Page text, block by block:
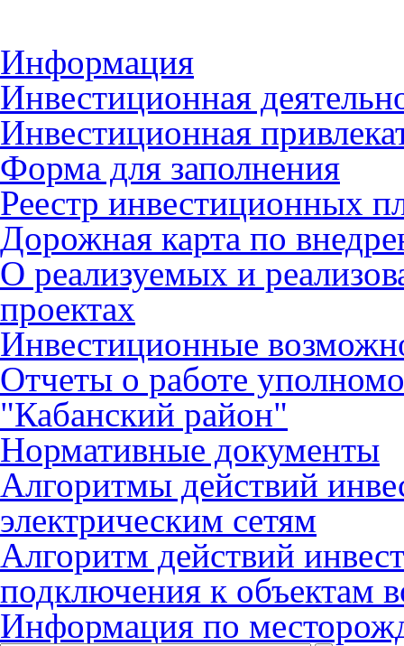
Информация
Инвестиционная
Инвестиционная
Форма для заполнения
Реестр инвестиционных
Дорожная карта по
О реализуемых и
проектах
Инвестиционные
Отчеты о работе
"Кабанский район"
Нормативные документы
Алгоритмы действий
электрическим сетям
Алгоритм действий
подключения к объектам
Информация по